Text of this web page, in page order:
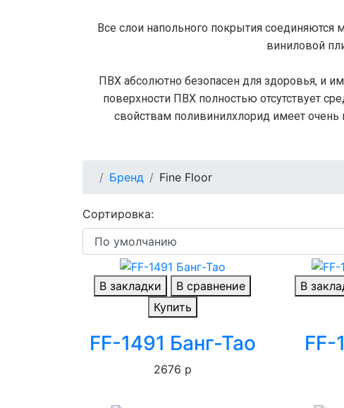
Все слои напольного покрытия соединяются
виниловой
ПВХ абсолютно безопасен для здоровья, и
поверхности ПВХ полностью отсутствует
свойствам поливинилхлорид имеет
Бренд Fine Floor
Сортировка:
В закладки
В сравнение
Купить
FF-1491 Банг-Тао
2676 р
В
FF-